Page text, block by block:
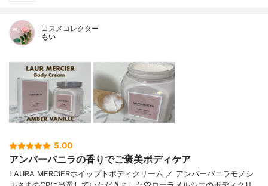
コスメコレクター
もい
5.00
アンバーバニラの香りでご褒美ボディケア
LAURA MERCIERホイップトボディクリーム ／ アンバーバニラモノシ